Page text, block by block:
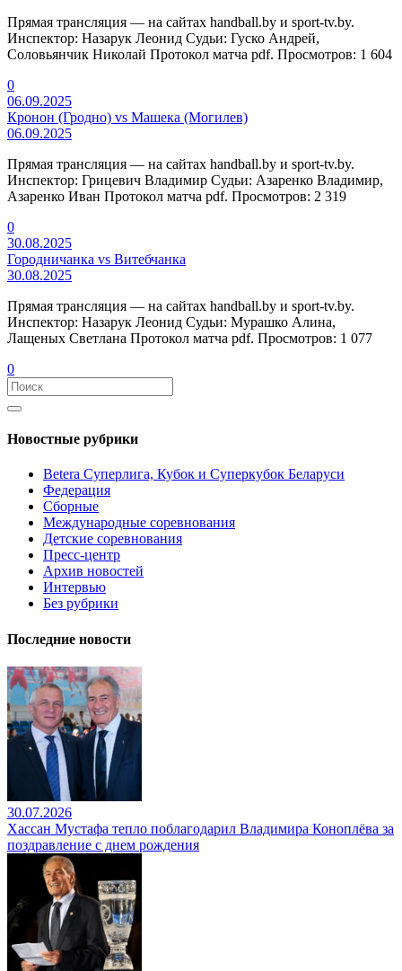
Прямая трансляция — на сайтах handball.by и sport-tv.by.
Инспектор: Назарук Леонид Судьи: Гуско Андрей,
Соловьянчик Николай Протокол матча pdf. Просмотров: 1 604
0
06.09.2025
Кронон (Гродно) vs Машека (Могилев)
06.09.2025
Прямая трансляция — на сайтах handball.by и sport-tv.by.
Инспектор: Грицевич Владимир Судьи: Азаренко Владимир,
Азаренко Иван Протокол матча pdf. Просмотров: 2 319
0
30.08.2025
Городничанка vs Витебчанка
30.08.2025
Прямая трансляция — на сайтах handball.by и sport-tv.by.
Инспектор: Назарук Леонид Судьи: Мурашко Алина,
Лащеных Светлана Протокол матча pdf. Просмотров: 1 077
0
Новостные рубрики
Betera Суперлига, Кубок и Суперкубок Беларуси
Федерация
Сборные
Международные соревнования
Детские соревнования
Пресс-центр
Архив новостей
Интервью
Без рубрики
Последние новости
30.07.2026
Хассан Мустафа тепло поблагодарил Владимира Коноплёва за
поздравление с днем рождения